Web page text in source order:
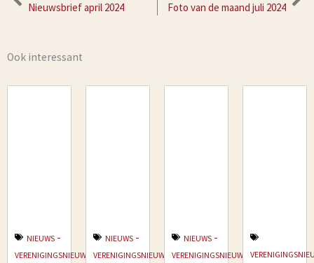
Nieuwsbrief april 2024 Foto van de maand juli 2024
Ook interessant
NIEUWS -
VERENIGINGSNIEUWS
NIEUWS -
VERENIGINGSNIEUWS
NIEUWS -
VERENIGINGSNIEUWS